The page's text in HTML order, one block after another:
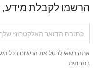
הרשמו לקבלת מידע,
אתה רשאי לבטל את הרישום בכל
בתחתית